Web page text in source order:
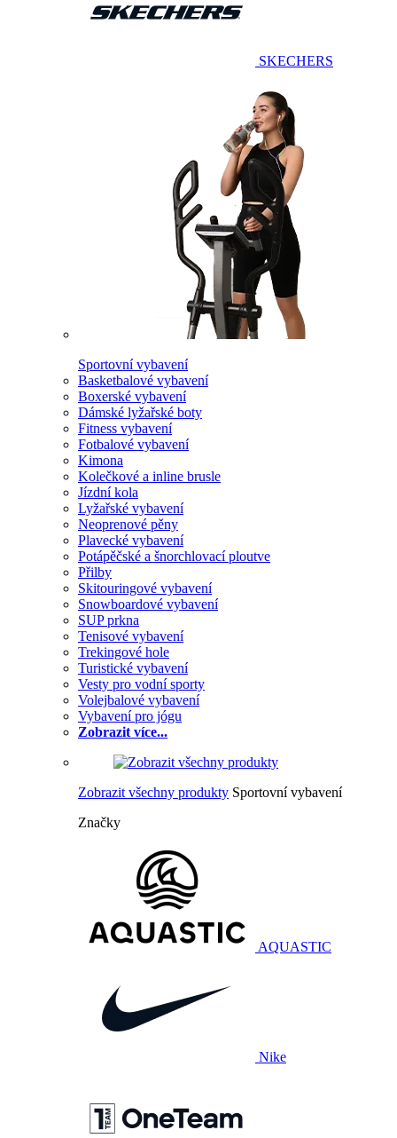
SKECHERS
Sportovní vybavení
Basketbalové vybavení
Boxerské vybavení
Dámské lyžařské boty
Fitness vybavení
Fotbalové vybavení
Kimona
Kolečkové a inline brusle
Jízdní kola
Lyžařské vybavení
Neoprenové pěny
Plavecké vybavení
Potápěčské a šnorchlovací ploutve
Přilby
Skitouringové vybavení
Snowboardové vybavení
SUP prkna
Tenisové vybavení
Trekingové hole
Turistické vybavení
Vesty pro vodní sporty
Volejbalové vybavení
Vybavení pro jógu
Zobrazit více...
Zobrazit všechny produkty Sportovní vybavení
Značky
AQUASTIC
Nike